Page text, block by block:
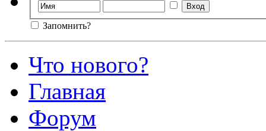
Запомнить?
Что нового?
Главная
Форум